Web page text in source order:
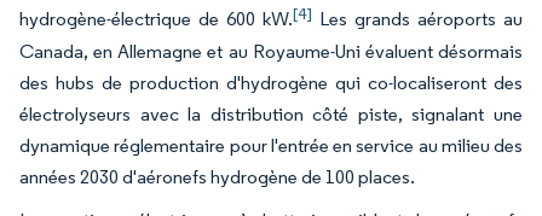
hydrogène-électrique de 600 kW.[4] Les grands aéroports au
Canada, en Allemagne et au Royaume-Uni évaluent désormais
des hubs de production d'hydrogène qui co-localiseront des
électrolyseurs avec la distribution côté piste, signalant une
dynamique réglementaire pour l'entrée en service au milieu des
années 2030 d'aéronefs hydrogène de 100 places.